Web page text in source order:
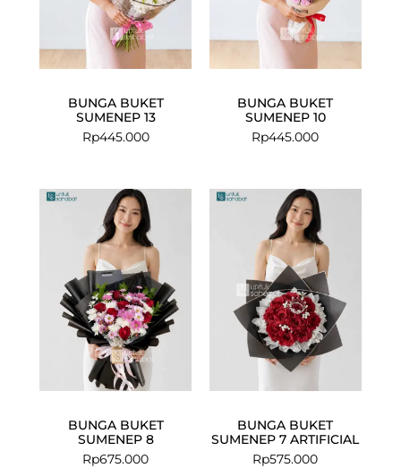
BUNGA BUKET
SUMENEP 13
Rp445.000
BUNGA BUKET
SUMENEP 10
Rp445.000
BUNGA BUKET
SUMENEP 8
Rp675.000
BUNGA BUKET
SUMENEP 7 ARTIFICIAL
Rp575.000